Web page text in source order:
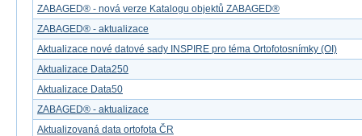
ZABAGED® - nová verze Katalogu objektů ZABAGED®
ZABAGED® - aktualizace
Aktualizace nové datové sady INSPIRE pro téma Ortofotosnímky (OI)
Aktualizace Data250
Aktualizace Data50
ZABAGED® - aktualizace
Aktualizovaná data ortofota ČR